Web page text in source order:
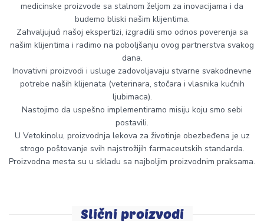
medicinske proizvode sa stalnom željom za inovacijama i da
budemo bliski našim klijentima.
Zahvaljujući našoj ekspertizi, izgradili smo odnos poverenja sa
našim klijentima i radimo na poboljšanju ovog partnerstva svakog
dana.
Inovativni proizvodi i usluge zadovoljavaju stvarne svakodnevne
potrebe naših klijenata (veterinara, stočara i vlasnika kućnih
ljubimaca).
Nastojimo da uspešno implementiramo misiju koju smo sebi
postavili.
U Vetokinolu, proizvodnja lekova za životinje obezbeđena je uz
strogo poštovanje svih najstrožijih farmaceutskih standarda.
Proizvodna mesta su u skladu sa najboljim proizvodnim praksama.
Slični proizvodi